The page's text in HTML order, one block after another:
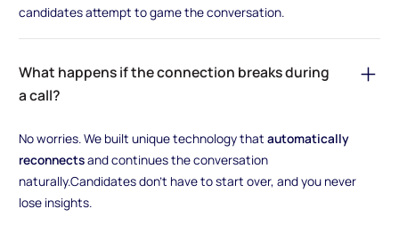
candidates attempt to game the conversation.
What happens if the connection breaks during
a call?
No worries. We built unique technology that automatically
reconnectsand continues the conversation
naturally.Candidates don’t have to start over, and you never
lose insights.